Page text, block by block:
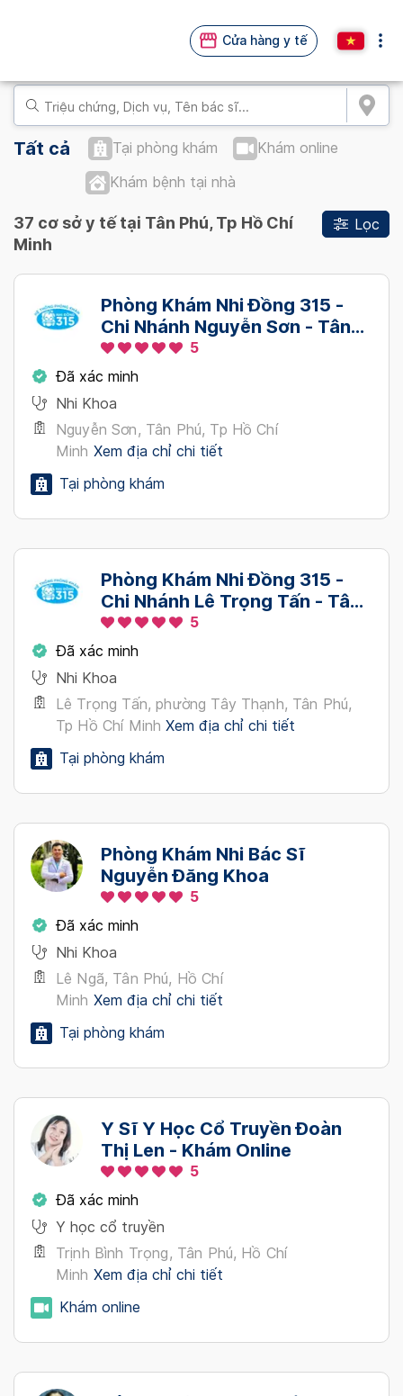
Cửa hàng y tế
Tất cả Tại phòng khám
Khám online
Khám bệnh tại nhà
Lọc
37 cơ sở y tế tại Tân Phú, Tp Hồ Chí
Minh
Phòng Khám Nhi Đồng 315 -
Chi Nhánh Nguyễn Sơn - Tân
Phú
5
Đã xác minh
Nhi Khoa
Nguyễn Sơn, Tân Phú, Tp Hồ Chí
Minh Xem địa chỉ chi tiết
Tại phòng khám
Phòng Khám Nhi Đồng 315 -
Chi Nhánh Lê Trọng Tấn - Tân
Phú
5
Đã xác minh
Nhi Khoa
Lê Trọng Tấn, phường Tây Thạnh, Tân Phú,
Tp Hồ Chí Minh Xem địa chỉ chi tiết
Tại phòng khám
Phòng Khám Nhi Bác Sĩ
Nguyễn Đăng Khoa
5
Đã xác minh
Nhi Khoa
Lê Ngã, Tân Phú, Hồ Chí
Minh Xem địa chỉ chi tiết
Tại phòng khám
Y Sĩ Y Học Cổ Truyền Đoàn
Thị Len - Khám Online
5
Đã xác minh
Y học cổ truyền
Trịnh Bình Trọng, Tân Phú, Hồ Chí
Minh Xem địa chỉ chi tiết
Khám online